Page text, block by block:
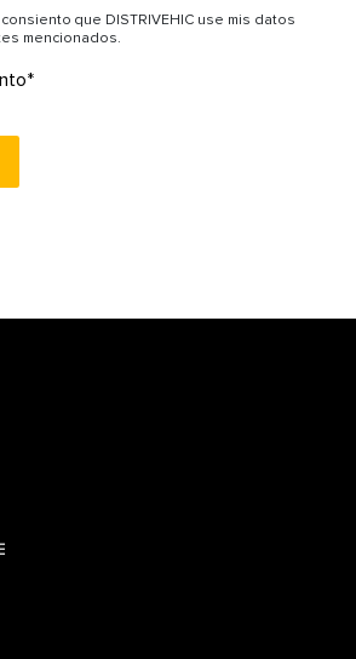
que DISTRIVEHIC use mis datos
mencionados.
*